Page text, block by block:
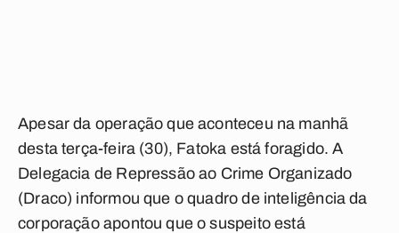
Apesar da operação que aconteceu na manhã
desta terça-feira (30), Fatoka está foragido. A
Delegacia de Repressão ao Crime Organizado
(Draco) informou que o quadro de inteligência da
corporação apontou que o suspeito está